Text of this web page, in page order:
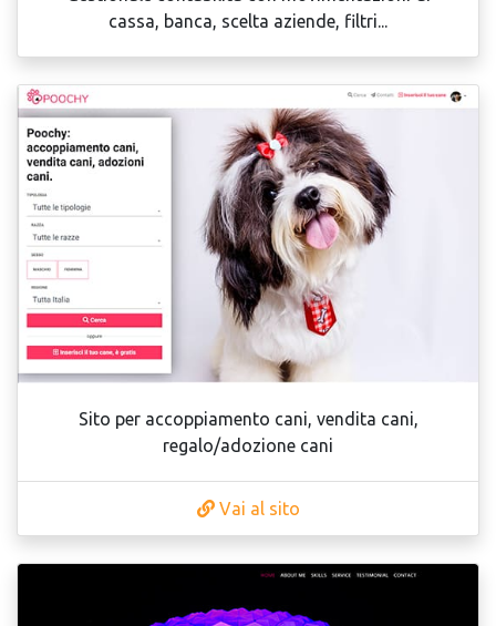
cassa, banca, scelta aziende, filtri...
Sito per accoppiamento cani, vendita cani,
regalo/adozione cani
Vai al sito